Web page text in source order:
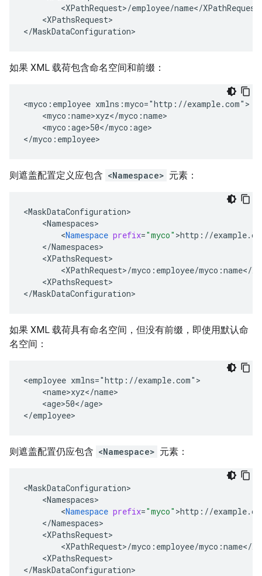
<XPathRequest>/employee/name</
    <XPathsRequest>
</MaskDataConfiguration>
如果 XML 载荷包含命名空间和前缀：
<myco:employee xmlns:myco="http://example.com">
    <myco:name>xyz</myco:name>
    <myco:age>50</myco:age>
</myco:employee>
则遮盖配置定义应包含 <Namespace> 元素：
<MaskDataConfiguration
<Namespaces
<Namespace prefix="myco" >http : //example.
</Namespaces
<XPathsRequest
<XPathRequest>/myco : employee/myco :name</
<XPathsRequest>
</MaskDataConfiguration>
如果 XML 载荷具有命名空间，但没有前缀，即使用默认命
名空间：
<employee xmlns="http://example.com">
    <name>xyz</name>
    <age>50</age>
</employee>
则遮盖配置仍应包含 <Namespace> 元素：
<MaskDataConfiguration
<Namespaces
<Namespace prefix="myco" >http : //example.
</Namespaces
<XPathsRequest
<XPathRequest>/myco : employee/myco :name</
<XPathsRequest>
</MaskDataConfiguration>